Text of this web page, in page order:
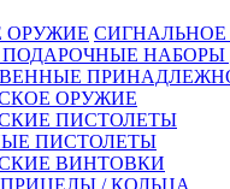
ОРУЖИЕ
ОРУЖИЕ
ПИСТОЛЕТЫ
ПИСТОЛЕТЫ
ВИНТОВКИ
/ КОЛЬЦА